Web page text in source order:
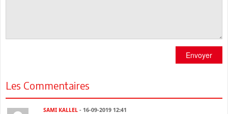
Envoyer
Les Commentaires
SAMI KALLEL - 16-09-2019 12:41